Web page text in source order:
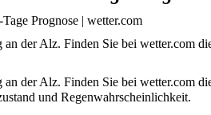
Prognose | wetter.com
der Alz. Finden Sie bei wetter.com
der Alz. Finden Sie bei wetter.com
und Regenwahrscheinlichkeit.